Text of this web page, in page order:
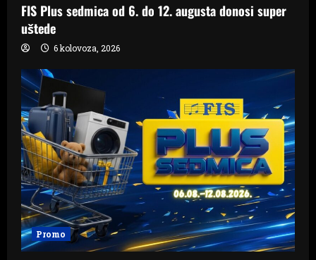
FIS Plus sedmica od 6. do 12. augusta donosi super
uštede
6 kolovoza, 2026
Promo